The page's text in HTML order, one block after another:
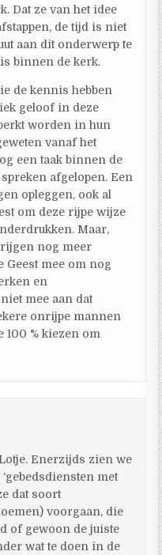
Dat ze van het idee
de tijd is niet
aan dit onderwerp te
binnen de kerk.
de kennis hebben
geloof in deze
worden in hun
vanaf het
een taak binnen de
afgelopen. Een
opleggen, ook al
om deze rijpe wijze
Maar,
nog meer
Geest mee om nog
en
mee aan dat
onrijpe mannen
100 % kiezen om
Enerzijds zien we
met
dat soort
voorgaan, die
of gewoon de juiste
wat te doen in de